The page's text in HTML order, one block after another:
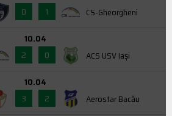
0
1 CS-Gheorgheni
10.04
2
0 ACS USV Iaşi
10.04
3
2 Aerostar Bacău